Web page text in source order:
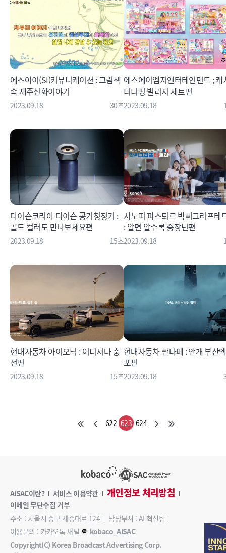
에스아이(SI)커뮤니케이션 : 그림책
속 제주신화이야기
2023.09.18 30초
에스에이엠지엔터테인먼트 ; 캐
티니핑 빌리지 세트편
2023.09.18
다이슨코리아 다이슨 공기청정기 :
골드 컬러도 만나보세요편
2023.09.18 15초
사노피 파스퇴르 박씨그리프테트라
: 알면 알수록 중장년편
2023.09.18
현대자동차 아이오닉 : 어디서나 충
전편
2023.09.18 15초
현대자동차 싼타페 : 안개 부산
포편
2023.09.18
622 623 624
AiSAC이란? 서비스 이용약관 개인정보 처리방침
이메일 무단수집 거부
주소 : 서울시 중구 세종대로 124
담당부서 : AI 혁신팀
이용문의 : 카카오톡 채널
kobaco_AiSAC
Copyright(C) Korea Broadcast Advertising Corp.